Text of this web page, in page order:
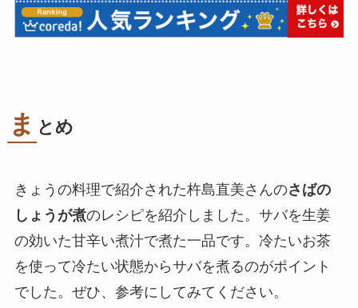
ま とめ
きょうの料理で紹介された杵島直美さんのさばの
しょうが煮のレシピを紹介しました。サバを生姜
の効いた甘辛い煮汁で煮た一品です。冷たいお茶
を使って冷たい状態からサバを煮るのがポイント
でした。ぜひ、参考にしてみてください。